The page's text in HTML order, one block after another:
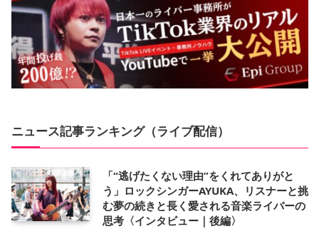
ニュース記事ランキング（ライブ配信）
「“逃げたくない理由”をくれてありがと
う」ロックシンガーAYUKA、リスナーと挑
む夢の続きと長く愛される音楽ライバーの
思考〈インタビュー｜後編〉